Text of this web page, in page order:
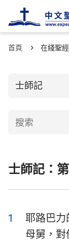
首頁 在綫聖經
士師記
舊約聖經
創世記
申命記
撒母耳記上
歷代志上
以斯拉記
士師記：
1
耶路巴
母舅，對